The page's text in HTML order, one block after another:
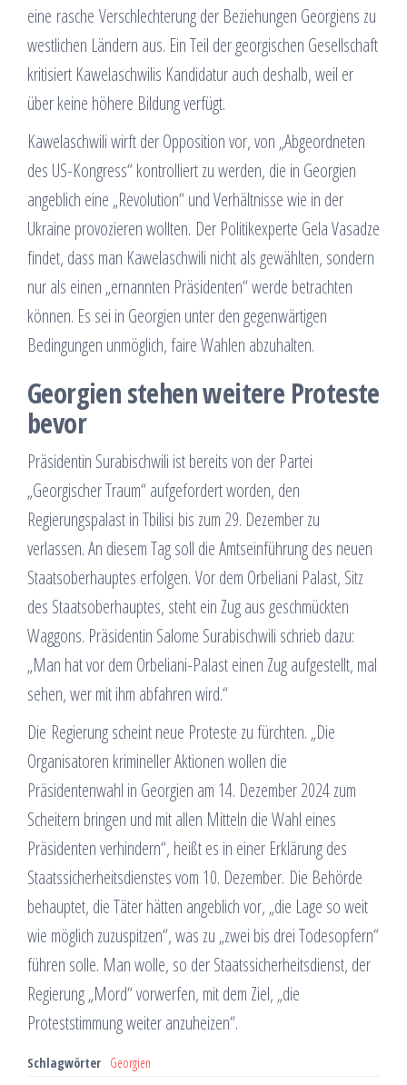
eine rasche Verschlechterung der Beziehungen Georgiens zu
westlichen Ländern aus. Ein Teil der georgischen Gesellschaft
kritisiert Kawelaschwilis Kandidatur auch deshalb, weil er
über keine höhere Bildung verfügt.
Kawelaschwili wirft der Opposition vor, von „Abgeordneten
des US-Kongress“ kontrolliert zu werden, die in Georgien
angeblich eine „Revolution“ und Verhältnisse wie in der
Ukraine provozieren wollten. Der Politikexperte Gela Vasadze
findet, dass man Kawelaschwili nicht als gewählten, sondern
nur als einen „ernannten Präsidenten“ werde betrachten
können. Es sei in Georgien unter den gegenwärtigen
Bedingungen unmöglich, faire Wahlen abzuhalten.
Georgien stehen weitere Proteste
bevor
Präsidentin Surabischwili ist bereits von der Partei
„Georgischer Traum“ aufgefordert worden, den
Regierungspalast in Tbilisi bis zum 29. Dezember zu
verlassen. An diesem Tag soll die Amtseinführung des neuen
Staatsoberhauptes erfolgen. Vor dem Orbeliani Palast, Sitz
des Staatsoberhauptes, steht ein Zug aus geschmückten
Waggons. Präsidentin Salome Surabischwili schrieb dazu:
„Man hat vor dem Orbeliani-Palast einen Zug aufgestellt, mal
sehen, wer mit ihm abfahren wird.“
Die Regierung scheint neue Proteste zu fürchten. „Die
Organisatoren krimineller Aktionen wollen die
Präsidentenwahl in Georgien am 14. Dezember 2024 zum
Scheitern bringen und mit allen Mitteln die Wahl eines
Präsidenten verhindern“, heißt es in einer Erklärung des
Staatssicherheitsdienstes vom 10. Dezember. Die Behörde
behauptet, die Täter hätten angeblich vor, „die Lage so weit
wie möglich zuzuspitzen“, was zu „zwei bis drei Todesopfern“
führen solle. Man wolle, so der Staatssicherheitsdienst, der
Regierung „Mord“ vorwerfen, mit dem Ziel, „die
Proteststimmung weiter anzuheizen“.
Schlagwörter Georgien